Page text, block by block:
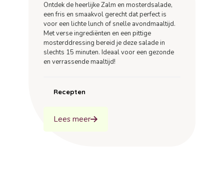
Ontdek de heerlijke Zalm en mosterdsalade,
een fris en smaakvol gerecht dat perfect is
voor een lichte lunch of snelle avondmaaltijd.
Met verse ingrediënten en een pittige
mosterddressing bereid je deze salade in
slechts 15 minuten. Ideaal voor een gezonde
en verrassende maaltijd!
Recepten
Lees meer